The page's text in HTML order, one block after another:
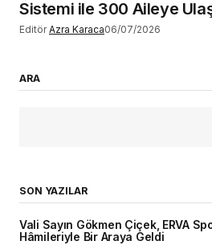
Sistemi ile 300 Aileye
Editör Azra Karaca06/07/2026
ARA
SON YAZILAR
Vali Sayın Gökmen Çiçek, ERVA
Hâmileriyle Bir Araya Geldi